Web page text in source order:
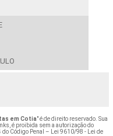
em Cotia" é de direito reservado. Sua
é proibida sem a autorização do
Código Penal – Lei 9610/98 - Lei de